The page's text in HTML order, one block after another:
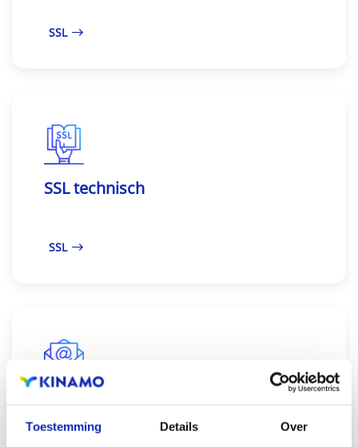
Toestemming Details Over
SSL
SSL technisch
SSL
E‑mail instellen bij Kinamo